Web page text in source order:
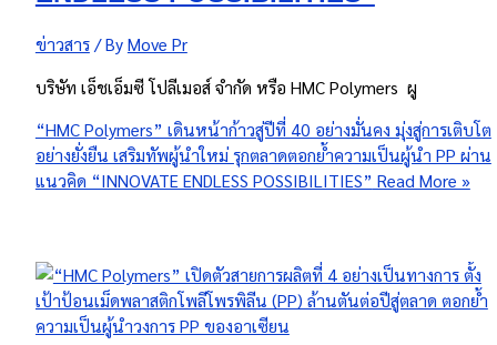
ข่าวสาร/ ByMove Pr
บริษัท เอ็ชเอ็มซี โปลีเมอส์ จำกัด หรือ HMC Polymers ผู
“HMC Polymers” เดินหน้าก้าวสู่ปีที่ 40 อย่างมั่นคง มุ่งสู่การเติบโต
อย่างยั่งยืน เสริมทัพผู้นำใหม่ รุกตลาดตอกย้ำความเป็นผู้นำ PP ผ่าน
แนวคิด “INNOVATE ENDLESS POSSIBILITIES” Read More »